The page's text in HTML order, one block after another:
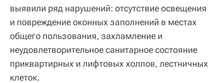
выявили ряд нарушений: отсутствие освещения
и повреждение оконных заполнений в местах
общего пользования, захламление и
неудовлетворительное санитарное состояние
приквартирных и лифтовых холлов, лестничных
клеток.